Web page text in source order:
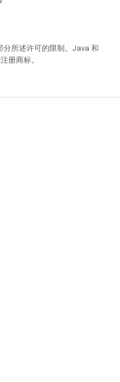
分所述许可的限制。Java 和
册商标。